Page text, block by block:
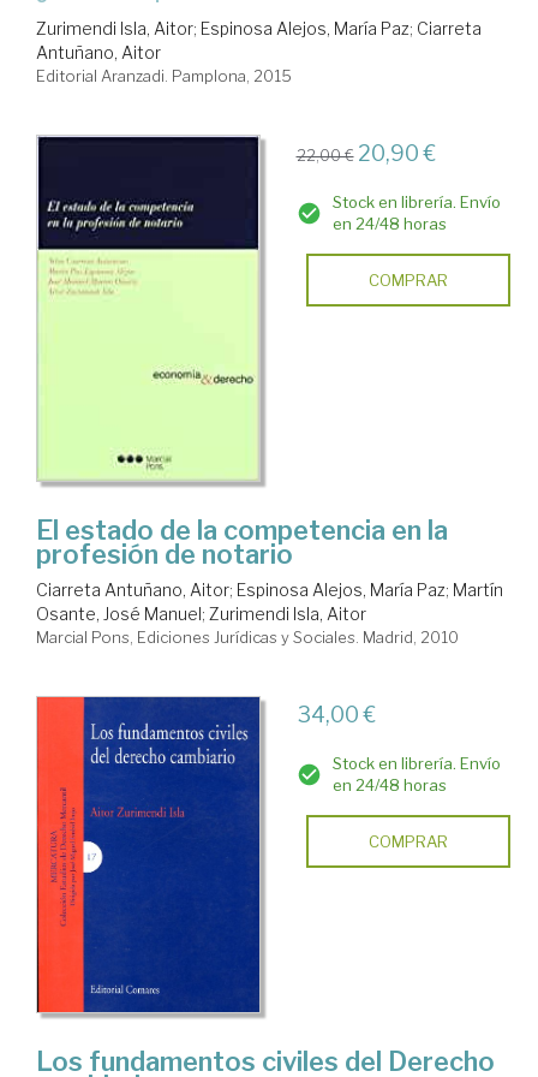
Zurimendi Isla, Aitor; Espinosa Alejos, María Paz; Ciarreta
Antuñano, Aitor
Editorial Aranzadi. Pamplona, 2015
22,00 € 20,90 €
Stock en librería. Envío
en 24/48 horas
COMPRAR
El estado de la competencia en la
profesión de notario
Ciarreta Antuñano, Aitor; Espinosa Alejos, María Paz; Martín
Osante, José Manuel; Zurimendi Isla, Aitor
Marcial Pons, Ediciones Jurídicas y Sociales. Madrid, 2010
34,00 €
Stock en librería. Envío
en 24/48 horas
COMPRAR
Los fundamentos civiles del Derecho